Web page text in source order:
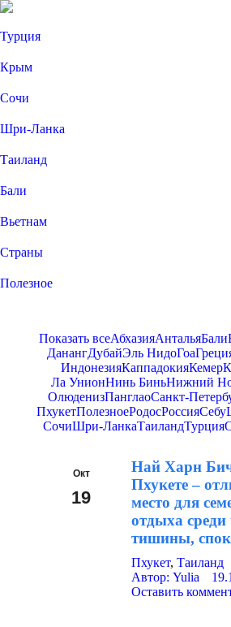
Турция
Крым
Сочи
Шри-Ланка
Таиланд
Бали
Вьетнам
Страны
Полезное
Показать всеАбхазияАнтальяБали
ДанангДубайЭль НидоГоа
ИндонезияКаппадокияКемер
Ла УнионНинь БиньНижний
ОлюденизПанглаоСанкт-
ПхукетПолезноеРодосРоссияСебу
СочиШри-ЛанкаТаиландТурция
Окт
19
Най Харн
Пхукете –
место для
отдыха среди
тишины,
Пхукет, Таиланд
Автор: Yulia
Оставить